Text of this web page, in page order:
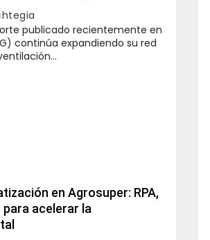
publicado recientemente en
continúa expandiendo su red
en Agrosuper: RPA,
acelerar la